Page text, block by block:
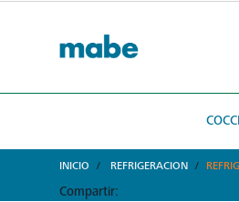
INICIO REFRIGERACION
Compartir: